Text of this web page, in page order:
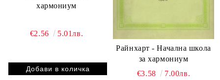
хармониум
€2.56 5.01лв.
Райнхарт - Начална школа
за хармониум
€3.58
7.00лв.